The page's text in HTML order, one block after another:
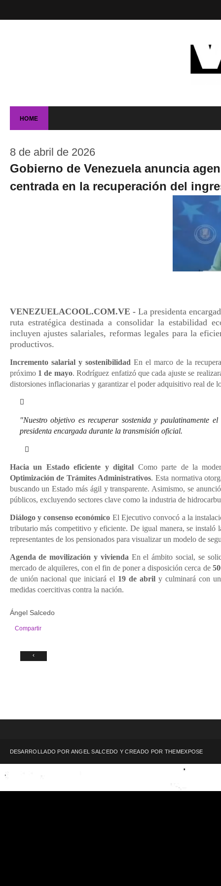
HOME
8 de abril de 2026
Gobierno de Venezuela anuncia
centrada en la recuperación del
VENEZUELACOOL.COM.VE - La presidenta
ruta estratégica destinada a consolidar la estabilidad
incluyen ajustes salariales, reformas legales para la
productivos.
Incremento salarial y sostenibilidad En el marco de la
próximo 1 de mayo. Rodríguez enfatizó que cada ajuste se
distorsiones inflacionarias y garantizar el poder adquisitivo real de
"Nuestro objetivo es recuperar sostenida y paulatinamente
presidenta encargada durante la transmisión oficial.
Hacia un Estado eficiente y digital Como parte de la
Optimización de Trámites Administrativos. Esta normativa
buscando un Estado más ágil y transparente. Asimismo, se
públicos, excluyendo sectores clave como la industria de
Diálogo y consenso económico El Ejecutivo convocó a la
tributario más competitivo y eficiente. De igual manera, se instaló
representantes de los pensionados para visualizar un modelo de
Agenda de movilización y vivienda En el ámbito social, se
mercado de alquileres, con el fin de poner a disposición cerca de
de unión nacional que iniciará el 19 de abrily culminará con
medidas coercitivas contra la nación.
Ángel Salcedo
Compartir
‹
DESARROLLADO POR ANGEL SALCEDO Y CREADO POR THEMEXPOSE